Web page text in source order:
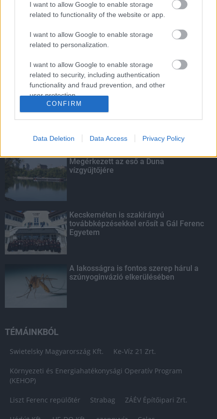
I want to allow Google to enable storage
related to functionality of the website or app.
I want to allow Google to enable storage
related to personalization.
I want to allow Google to enable storage
related to security, including authentication
functionality and fraud prevention, and other
user protection.
CONFIRM
Data Deletion Data Access Privacy Policy
gyorsabb és biztonságosabb lett a vasút
Több mint 40 helyszínen dolgozik
fennakadás nélkül a Híd-csoport
KIEMELT
Megérkezett az eső a Duna
vízgyűjtőjére
Kecskeméten is szakirányú
továbbképzésekkel erősít a Gál Ferenc
Egyetem
A lakosságra is fontos szerep hárul a
szúnyoginvázió elkerülésében
TÉMÁINKBÓL
Swietelsky Magyarország Kft. Ke-Víz 21 Zrt.
Környezeti és Energiahatékonysági Operatív Program
(KEHOP)
Liszt Ferenc repülőtér Strabag ZÁÉV Építőipari Zrt.